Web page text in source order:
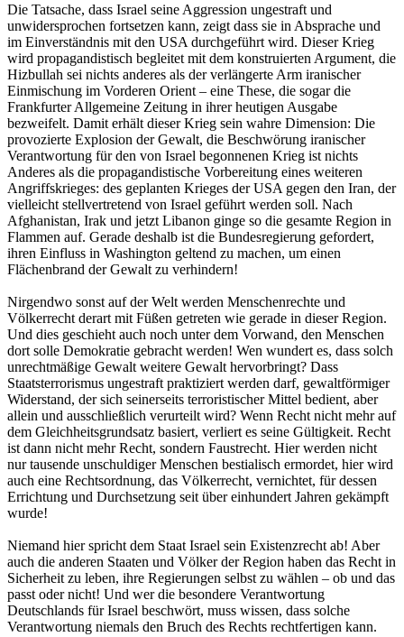
Die Tatsache, dass Israel seine Aggression ungestraft und
unwidersprochen fortsetzen kann, zeigt dass sie in Absprache und
im Einverständnis mit den USA durchgeführt wird. Dieser Krieg
wird propagandistisch begleitet mit dem konstruierten Argument, die
Hizbullah sei nichts anderes als der verlängerte Arm iranischer
Einmischung im Vorderen Orient – eine These, die sogar die
Frankfurter Allgemeine Zeitung in ihrer heutigen Ausgabe
bezweifelt. Damit erhält dieser Krieg sein wahre Dimension: Die
provozierte Explosion der Gewalt, die Beschwörung iranischer
Verantwortung für den von Israel begonnenen Krieg ist nichts
Anderes als die propagandistische Vorbereitung eines weiteren
Angriffskrieges: des geplanten Krieges der USA gegen den Iran, der
vielleicht stellvertretend von Israel geführt werden soll. Nach
Afghanistan, Irak und jetzt Libanon ginge so die gesamte Region in
Flammen auf. Gerade deshalb ist die Bundesregierung gefordert,
ihren Einfluss in Washington geltend zu machen, um einen
Flächenbrand der Gewalt zu verhindern!
Nirgendwo sonst auf der Welt werden Menschenrechte und
Völkerrecht derart mit Füßen getreten wie gerade in dieser Region.
Und dies geschieht auch noch unter dem Vorwand, den Menschen
dort solle Demokratie gebracht werden! Wen wundert es, dass solch
unrechtmäßige Gewalt weitere Gewalt hervorbringt? Dass
Staatsterrorismus ungestraft praktiziert werden darf, gewaltförmiger
Widerstand, der sich seinerseits terroristischer Mittel bedient, aber
allein und ausschließlich verurteilt wird? Wenn Recht nicht mehr auf
dem Gleichheitsgrundsatz basiert, verliert es seine Gültigkeit. Recht
ist dann nicht mehr Recht, sondern Faustrecht. Hier werden nicht
nur tausende unschuldiger Menschen bestialisch ermordet, hier wird
auch eine Rechtsordnung, das Völkerrecht, vernichtet, für dessen
Errichtung und Durchsetzung seit über einhundert Jahren gekämpft
wurde!
Niemand hier spricht dem Staat Israel sein Existenzrecht ab! Aber
auch die anderen Staaten und Völker der Region haben das Recht in
Sicherheit zu leben, ihre Regierungen selbst zu wählen – ob und das
passt oder nicht! Und wer die besondere Verantwortung
Deutschlands für Israel beschwört, muss wissen, dass solche
Verantwortung niemals den Bruch des Rechts rechtfertigen kann.